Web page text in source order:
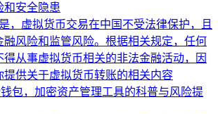
和安全隐患
，虚拟货币交易在中国不受法律保护，且
融风险和监管风险。根据相关规定，任何
得从事虚拟货币相关的非法金融活动，因
提供关于虚拟货币转账的相关内容
包，加密资产管理工具的科普与风险提